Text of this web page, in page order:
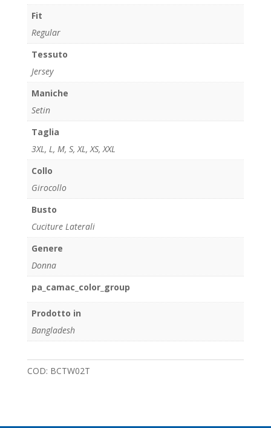
Fit
Regular
Tessuto
Jersey
Maniche
Setin
Taglia
3XL , L , M, S, XL , XS, XXL
Collo
Girocollo
Busto
Cuciture Laterali
Genere
Donna
pa_camac_color_group
Prodotto in
Bangladesh
COD: BCTW02T